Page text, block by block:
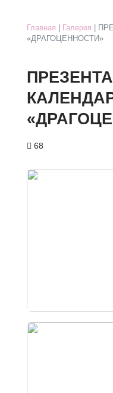
Главная Галерея |
«ДРАГОЦЕННОСТИ»
68